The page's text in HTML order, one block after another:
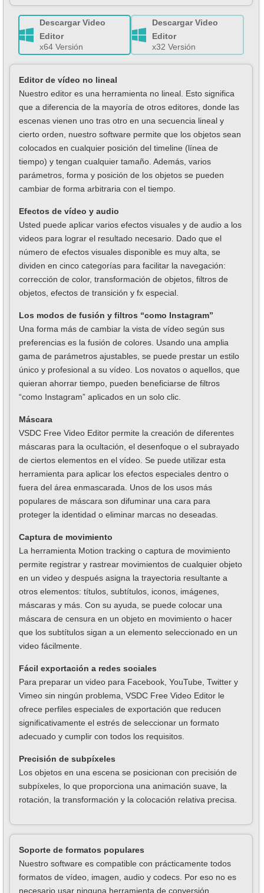
Descargar Video
Editor
x64 Versión
Descargar Video
Editor
x32 Versión
Editor de vídeo no lineal
Nuestro editor es una herramienta no lineal. Esto significa
que a diferencia de la mayoría de otros editores, donde las
escenas vienen uno tras otro en una secuencia lineal y
cierto orden, nuestro software permite que los objetos sean
colocados en cualquier posición del timeline (línea de
tiempo) y tengan cualquier tamaño. Además, varios
parámetros, forma y posición de los objetos se pueden
cambiar de forma arbitraria con el tiempo.
Efectos de vídeo y audio
Usted puede aplicar varios efectos visuales y de audio a los
videos para lograr el resultado necesario. Dado que el
número de efectos visuales disponible es muy alta, se
dividen en cinco categorías para facilitar la navegación:
corrección de color, transformación de objetos, filtros de
objetos, efectos de transición y fx especial.
Los modos de fusión y filtros “como Instagram”
Una forma más de cambiar la vista de vídeo según sus
preferencias es la fusión de colores. Usando una amplia
gama de parámetros ajustables, se puede prestar un estilo
único y profesional a su vídeo. Los novatos o aquellos, que
quieran ahorrar tiempo, pueden beneficiarse de filtros
“como Instagram” aplicados en un solo clic.
Máscara
VSDC Free Video Editor permite la creación de diferentes
máscaras para la ocultación, el desenfoque o el subrayado
de ciertos elementos en el vídeo. Se puede utilizar esta
herramienta para aplicar los efectos especiales dentro o
fuera del área enmascarada. Unos de los usos más
populares de máscara son difuminar una cara para
proteger la identidad o eliminar marcas no deseadas.
Captura de movimiento
La herramienta Motion tracking o captura de movimiento
permite registrar y rastrear movimientos de cualquier objeto
en un video y después asigna la trayectoria resultante a
otros elementos: títulos, subtítulos, iconos, imágenes,
máscaras y más. Con su ayuda, se puede colocar una
máscara de censura en un objeto en movimiento o hacer
que los subtítulos sigan a un elemento seleccionado en un
video fácilmente.
Fácil exportación a redes sociales
Para preparar un video para Facebook, YouTube, Twitter y
Vimeo sin ningún problema, VSDC Free Video Editor le
ofrece perfiles especiales de exportación que reducen
significativamente el estrés de seleccionar un formato
adecuado y cumplir con todos los requisitos.
Precisión de subpíxeles
Los objetos en una escena se posicionan con precisión de
subpíxeles, lo que proporciona una animación suave, la
rotación, la transformación y la colocación relativa precisa.
Soporte de formatos populares
Nuestro software es compatible con prácticamente todos
formatos de vídeo, imagen, audio y codecs. Por eso no es
necesario usar ninguna herramienta de conversión